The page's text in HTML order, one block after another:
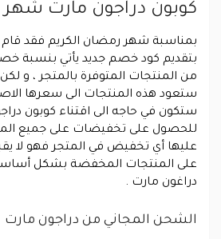
كوبون دراجون مارت
بمناسبة شهر رمضان الكريم فقد قام
من المنتجات المتوفرة بالمتجر ، و
ستعود هذه المنتجات الى سعرها
ستكون في حاجه الى اقتناء كوبون
للحصول على تخفيضات على جميع
عليها أي تخفيض في المتجر فهو لا
على المنتجات المخفضة بشكل
دراغون مارت .
الشحن المجاني من دراجون مارت